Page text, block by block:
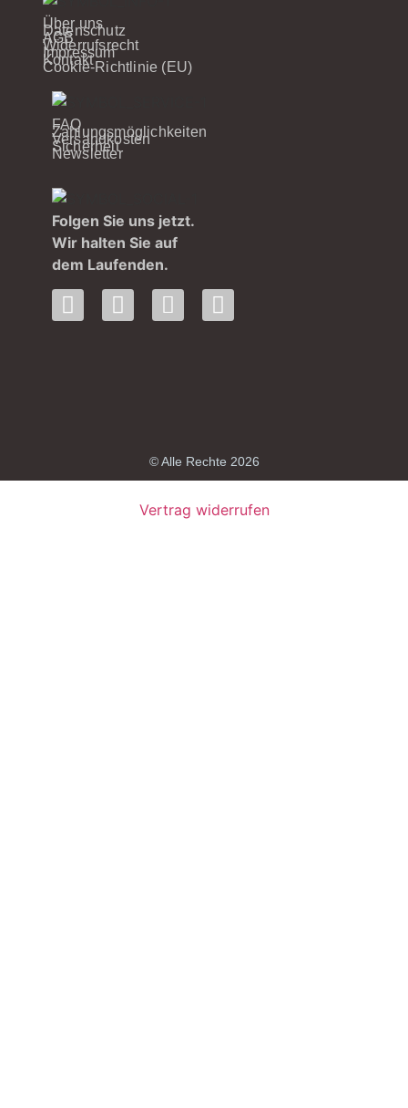
Über uns
Datenschutz
AGB
Widerrufsrecht
Impressum
Kontakt
Cookie-Richtlinie (EU)
FAQ
Zahlungsmöglichkeiten
Versandkosten
Sicherheit
Newsletter
Folgen Sie uns jetzt.
Wir halten Sie auf
dem Laufenden.
© Alle Rechte 2026
Vertrag widerrufen